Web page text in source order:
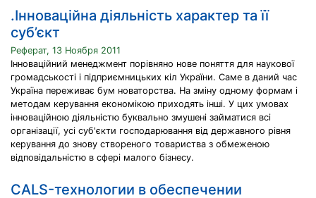
.Інноваційна діяльність характер та її
суб’єкт
Реферат, 13 Ноября 2011
Інноваційний менеджмент порівняно нове поняття для наукової
громадськості і підприємницьких кіл України. Саме в даний час
Україна переживає бум новаторства. На зміну одному формам і
методам керування економікою приходять інші. У цих умовах
інноваційною діяльністю буквально змушені займатися всі
організації, усі суб'єкти господарювання від державного рівня
керування до знову створеного товариства з обмеженою
відповідальністю в сфері малого бізнесу.
CALS-технологии в обеспечении